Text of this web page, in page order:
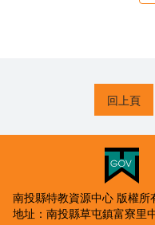
回上頁
南投縣特教資源中心 版權
地址：南投縣草屯鎮富寮里